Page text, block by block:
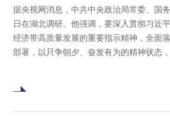
据央视网消息，中共中央政治局常委、国
日在湖北调研。他强调，要深入贯彻习近
经济带高质量发展的重要指示精神，全面
部署，以只争朝夕、奋发有为的精神状态
工激光公司参观生产线，深入了解闪存芯